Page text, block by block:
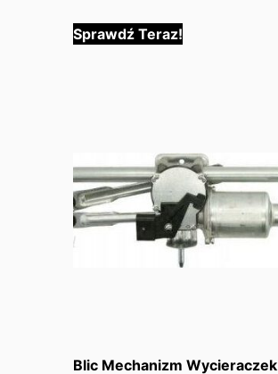
Sprawdź Teraz!
Blic Mechanizm Wycieraczek